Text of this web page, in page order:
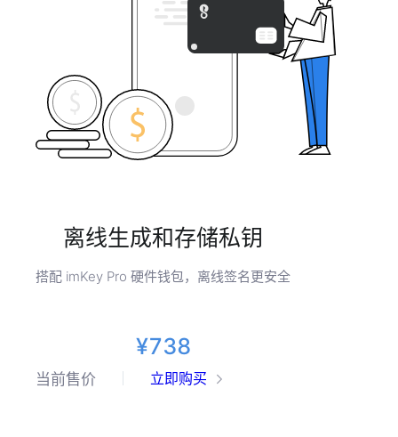
轻松访问 BTC、ETH、DOGE、BNB、TRX、DOT、
POL、LTC、BCH、ATOM、OP、FIL、ARB、A、
KSM、XTZ、TON、CKB
50+
已支持网络
2000万+
已收录代币